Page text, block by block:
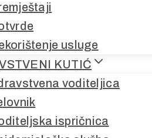
usluge
KUTIĆ
voditeljica
ispričnica